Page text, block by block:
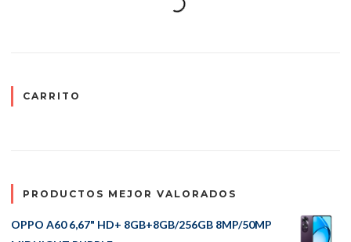
CARRITO
PRODUCTOS MEJOR VALORADOS
OPPO A60 6,67" HD+ 8GB+8GB/256GB 8MP/50MP